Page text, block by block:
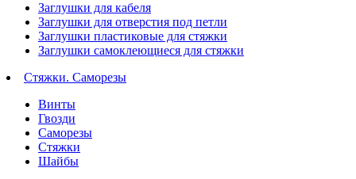
Заглушки для кабеля
Заглушки для отверстия под петли
Заглушки пластиковые для стяжки
Заглушки самоклеющиеся для стяжки
Стяжки. Саморезы
Винты
Гвозди
Саморезы
Стяжки
Шайбы